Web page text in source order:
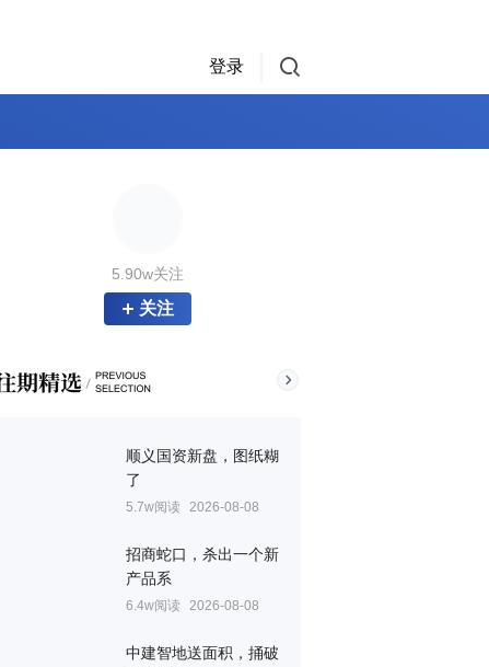
登录
5.90w关注
关注
顺义国资新盘，图纸糊
了
5.7w阅读 2026-08-08
招商蛇口，杀出一个新
产品系
6.4w阅读 2026-08-08
中建智地送面积，捅破